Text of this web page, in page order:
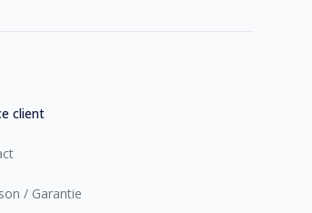
client
/ Garantie